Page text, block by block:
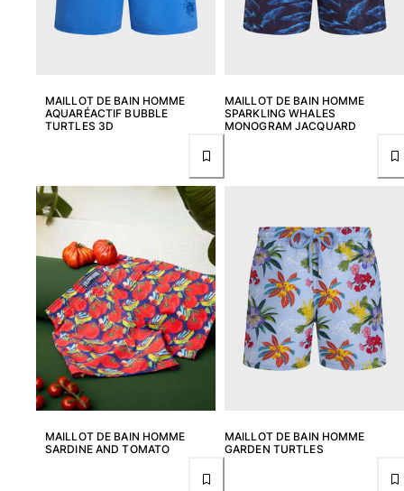
MAILLOT DE BAIN HOMME
AQUARÉACTIF BUBBLE
TURTLES 3D
MAILLOT DE BAIN HOMME
SPARKLING WHALES
MONOGRAM JACQUARD
MAILLOT DE BAIN HOMME
SARDINE AND TOMATO
MAILLOT DE BAIN HOMME
GARDEN TURTLES